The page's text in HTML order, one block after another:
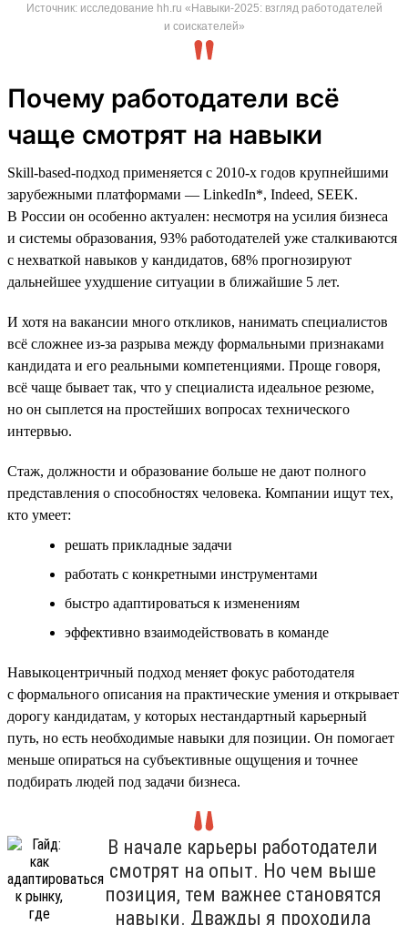
Источник: исследование hh.ru «Навыки-2025: взгляд работодателей
и соискателей»
Почему работодатели всё
чаще смотрят на навыки
Skill-based-подход применяется с 2010-х годов крупнейшими
зарубежными платформами — LinkedIn*, Indeed, SEEK.
В России он особенно актуален: несмотря на усилия бизнеса
и системы образования, 93% работодателей уже сталкиваются
с нехваткой навыков у кандидатов, 68% прогнозируют
дальнейшее ухудшение ситуации в ближайшие 5 лет.
И хотя на вакансии много откликов, нанимать специалистов
всё сложнее из-за разрыва между формальными признаками
кандидата и его реальными компетенциями. Проще говоря,
всё чаще бывает так, что у специалиста идеальное резюме,
но он сыплется на простейших вопросах технического
интервью.
Стаж, должности и образование больше не дают полного
представления о способностях человека. Компании ищут тех,
кто умеет:
решать прикладные задачи
работать с конкретными инструментами
быстро адаптироваться к изменениям
эффективно взаимодействовать в команде
Навыкоцентричный подход меняет фокус работодателя
с формального описания на практические умения и открывает
дорогу кандидатам, у которых нестандартный карьерный
путь, но есть необходимые навыки для позиции. Он помогает
меньше опираться на субъективные ощущения и точнее
подбирать людей под задачи бизнеса.
В начале карьеры работодатели
смотрят на опыт. Но чем выше
позиция, тем важнее становятся
навыки. Дважды я проходила